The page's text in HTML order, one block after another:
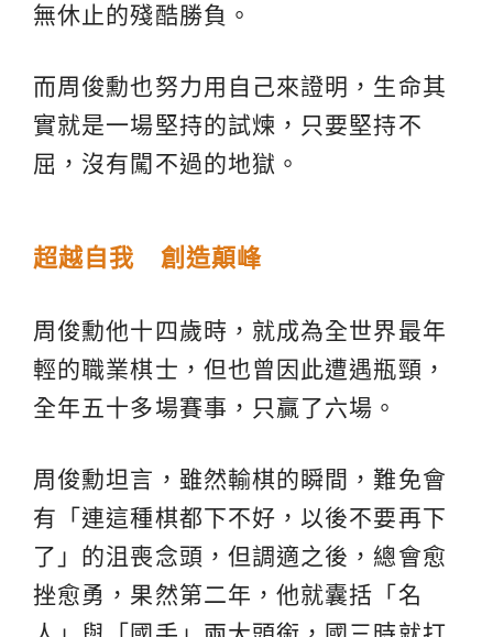
無休止的殘酷勝負。
而周俊勳也努力用自己來證明，生命其
實就是一場堅持的試煉，只要堅持不
屈，沒有闖不過的地獄。
超越自我 創造顛峰
周俊勳他十四歲時，就成為全世界最年
輕的職業棋士，但也曾因此遭遇瓶頸，
全年五十多場賽事，只贏了六場。
周俊勳坦言，雖然輸棋的瞬間，難免會
有「連這種棋都下不好，以後不要再下
了」的沮喪念頭，但調適之後，總會愈
挫愈勇，果然第二年，他就囊括「名